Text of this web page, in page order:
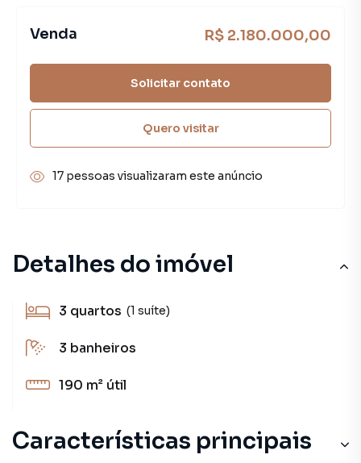
Detalhes do imóvel
3 quartos (1 suíte)
3 banheiros
190 m² útil
Características principais
Venda R$ 2.180.000,00
Solicitar contato
Quero visitar
17 pessoas visualizaram este anúncio